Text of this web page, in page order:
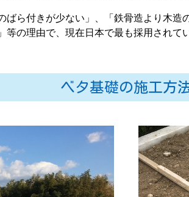
ばら付きが少ない」、「鉄骨造より木
の理由で、現在日本で最も採用されて
ベタ基礎の施工方